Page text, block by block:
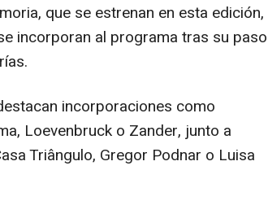
que se estrenan en esta edición,
incorporan al programa tras su paso
incorporaciones como
Loevenbruck o Zander, junto a
Triângulo, Gregor Podnar o Luisa